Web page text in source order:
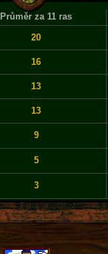
Průměr za 11 ras
20
16
13
13
9
5
3